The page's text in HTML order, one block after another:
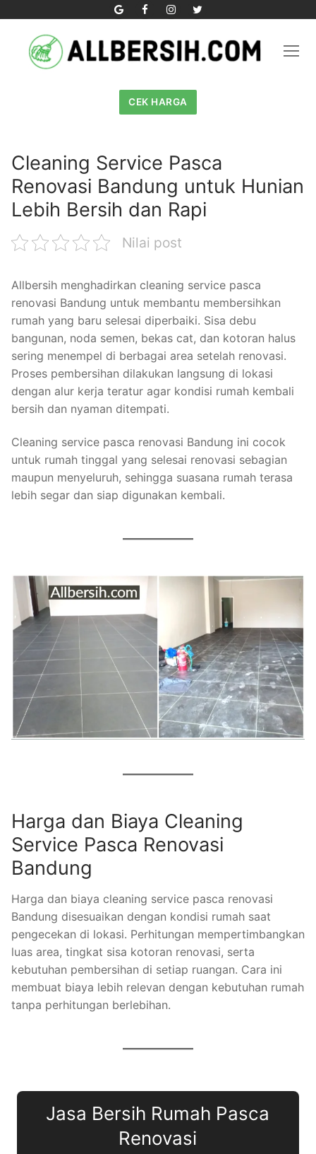
content
CEK HARGA
Cleaning Service Pasca
Renovasi Bandung untuk Hunian
Lebih Bersih dan Rapi
Nilai post
Allbersih menghadirkan cleaning service pasca
renovasi Bandung untuk membantu membersihkan
rumah yang baru selesai diperbaiki. Sisa debu
bangunan, noda semen, bekas cat, dan kotoran halus
sering menempel di berbagai area setelah renovasi.
Proses pembersihan dilakukan langsung di lokasi
dengan alur kerja teratur agar kondisi rumah kembali
bersih dan nyaman ditempati.
Cleaning service pasca renovasi Bandung ini cocok
untuk rumah tinggal yang selesai renovasi sebagian
maupun menyeluruh, sehingga suasana rumah terasa
lebih segar dan siap digunakan kembali.
Harga dan Biaya Cleaning
Service Pasca Renovasi
Bandung
Harga dan biaya cleaning service pasca renovasi
Bandung disesuaikan dengan kondisi rumah saat
pengecekan di lokasi. Perhitungan mempertimbangkan
luas area, tingkat sisa kotoran renovasi, serta
kebutuhan pembersihan di setiap ruangan. Cara ini
membuat biaya lebih relevan dengan kebutuhan rumah
tanpa perhitungan berlebihan.
Jasa Bersih Rumah Pasca
Renovasi